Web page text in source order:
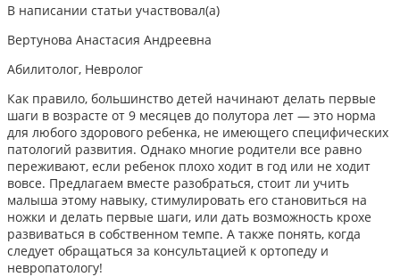
В написании статьи участвовал(а)
Вертунова Анастасия Андреевна
Абилитолог, Невролог
Как правило, большинство детей начинают делать первые
шаги в возрасте от 9 месяцев до полутора лет — это норма
для любого здорового ребенка, не имеющего специфических
патологий развития. Однако многие родители все равно
переживают, если ребенок плохо ходит в год или не ходит
вовсе. Предлагаем вместе разобраться, стоит ли учить
малыша этому навыку, стимулировать его становиться на
ножки и делать первые шаги, или дать возможность крохе
развиваться в собственном темпе. А также понять, когда
следует обращаться за консультацией к ортопеду и
невропатологу!